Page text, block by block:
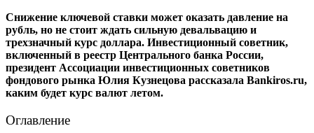
Снижение ключевой ставки может оказать давление на
рубль, но не стоит ждать сильную девальвацию и
трехзначный курс доллара. Инвестиционный советник,
включенный в реестр Центрального банка России,
президент Ассоциации инвестиционных советников
фондового рынка Юлия Кузнецова рассказала Bankiros.ru,
каким будет курс валют летом.
Оглавление